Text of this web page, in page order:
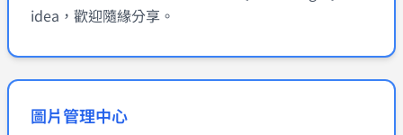
idea，歡迎隨緣分享。
圖片管理中心